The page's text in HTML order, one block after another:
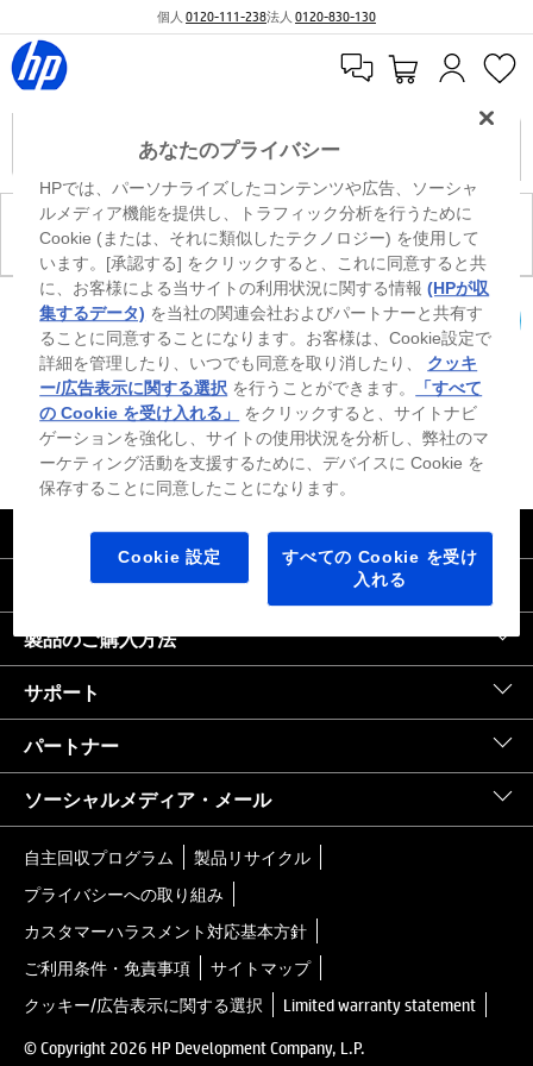
個人 0120-111-238法人 0120-830-130
現在、このカテゴリには商品がありません。
カートを確認
※ Windowsのすべてのエディションまたはバージョンで、すべての機能を使用でき
るわけではありません。Windowsの機能を最大限に活用するには、システムのハ
ードウェア、ドライバー、ソフトウェアのアップグレードおよび/または別途購
入、あるいはBIOSのアップデートが必要になる場合があります。Windowsは自動
的にアップデートされ、有効になります。高速インターネットとMicrosoftアカウ
ントが必要になります。ISPの料金が適用され、今後アップデートの際に要件が追
加される場合があります。http://www.windows.com 外部リンクアイコンをご覧く
ださい。
｜United States HP.com
会社情報
製品のご購入方法
サポート
パートナー
ソーシャルメディア・メール
自主回収プログラム
製品リサイクル
プライバシーへの取り組み
カスタマーハラスメント対応基本方針
ご利用条件・免責事項
サイトマップ
クッキー/広告表示に関する選択
Limited warranty statement
© Copyright 2026 HP Development Company, L.P.
あなたのプライバシー
HPでは、パーソナライズしたコンテンツや広告、ソーシャ
ルメディア機能を提供し、トラフィック分析を行うために
Cookie (または、それに類似したテクノロジー) を使用して
います。[承認する] をクリックすると、これに同意すると共
に、お客様による当サイトの利用状況に関する情報(HPが収
集するデータ) を当社の関連会社およびパートナーと共有す
ることに同意することになります。お客様は、Cookie設定で
詳細を管理したり、いつでも同意を取り消したり、 クッキ
ー/広告表示に関する選択 を行うことができます。
「すべて
の Cookie を受け入れる」
をクリックすると、サイトナビ
ゲーションを強化し、サイトの使用状況を分析し、弊社のマ
ーケティング活動を支援するために、デバイスに Cookie を
保存することに同意したことになります。
Cookie 設定
すべての Cookie を受け
入れる